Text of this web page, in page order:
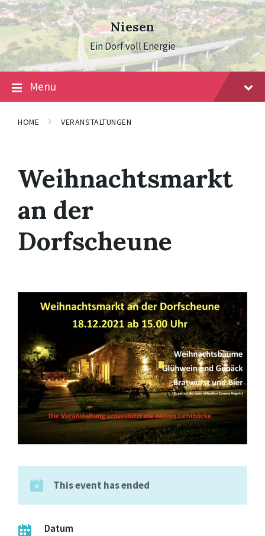
Skip
to
content
Skip
to
main
navigation
Skip
to
footer
Niesen
Ein Dorf voll Energie
Menu
HOME VERANSTALTUNGEN
Weihnachtsmarkt
an der
Dorfscheune
This event has ended
Datum